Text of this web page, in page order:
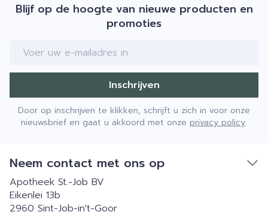
Blijf op de hoogte van nieuwe producten en
promoties
E-mail adres
Inschrijven
Door op inschrijven te klikken, schrijft u zich in voor onze
nieuwsbrief en gaat u akkoord met onze privacy policy.
Neem contact met ons op
Apotheek St.-Job BV
Eikenlei 13b
2960 Sint-Job-in't-Goor